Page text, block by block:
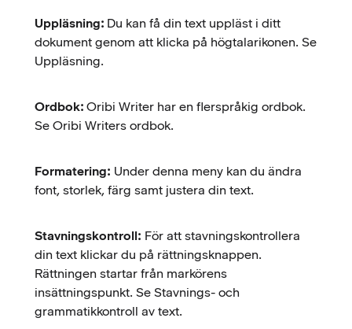
Uppläsning: Du kan få din text uppläst i ditt
dokument genom att klicka på högtalarikonen. Se
Uppläsning.
Ordbok: Oribi Writer har en flerspråkig ordbok.
Se Oribi Writers ordbok.
Formatering: Under denna meny kan du ändra
font, storlek, färg samt justera din text.
Stavningskontroll: För att stavningskontrollera
din text klickar du på rättningsknappen.
Rättningen startar från markörens
insättningspunkt. Se Stavnings- och
grammatikkontroll av text.